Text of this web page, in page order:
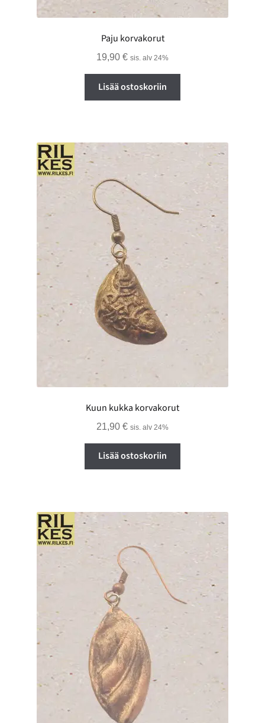
Paju korvakorut
19,90 € sis. alv 24%
Lisää ostoskoriin
Kuun kukka korvakorut
21,90 € sis. alv 24%
Lisää ostoskoriin